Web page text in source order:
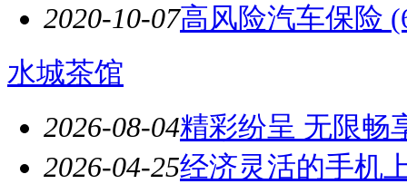
2020-10-07高风险汽车保险
水城茶馆
2026-08-04精彩纷呈 无限畅
2026-04-25经济灵活的手机